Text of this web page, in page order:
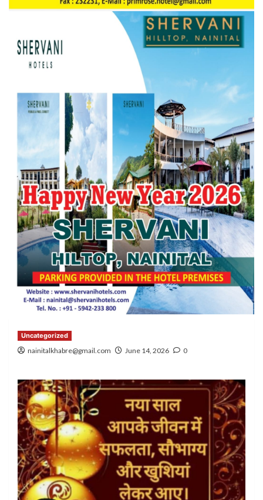
Uncategorized
nainitalkhabre@gmail.com June 14, 2026 0